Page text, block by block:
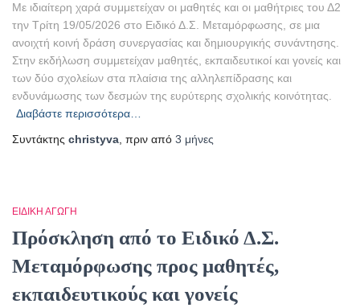
Με ιδιαίτερη χαρά συμμετείχαν οι μαθητές και οι μαθήτριες του Δ2
την Τρίτη 19/05/2026 στο Ειδικό Δ.Σ. Μεταμόρφωσης, σε μια
ανοιχτή κοινή δράση συνεργασίας και δημιουργικής συνάντησης.
Στην εκδήλωση συμμετείχαν μαθητές, εκπαιδευτικοί και γονείς και
των δύο σχολείων στα πλαίσια της αλληλεπίδρασης και
ενδυνάμωσης των δεσμών της ευρύτερης σχολικής κοινότητας.
Διαβάστε περισσότερα…
Συντάκτης christyva , πριν από 3 μήνες
ΕΙΔΙΚΉ ΑΓΩΓΉ
Πρόσκληση από το Ειδικό Δ.Σ.
Μεταμόρφωσης προς μαθητές,
εκπαιδευτικούς και γονείς